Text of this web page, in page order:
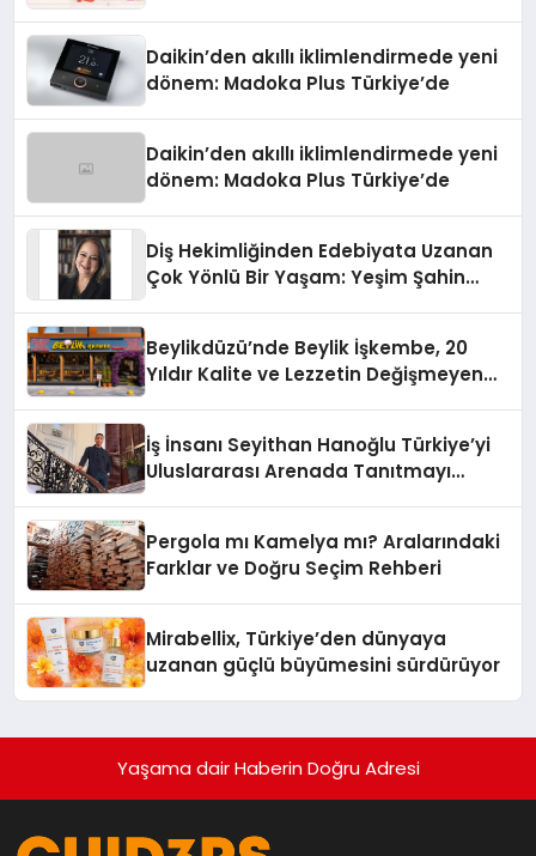
Daikin’den akıllı iklimlendirmede yeni
dönem: Madoka Plus Türkiye’de
Daikin’den akıllı iklimlendirmede yeni
dönem: Madoka Plus Türkiye’de
Diş Hekimliğinden Edebiyata Uzanan
Çok Yönlü Bir Yaşam: Yeşim Şahin
Beylikdüzü’nde Beylik İşkembe, 20
Yıldır Kalite ve Lezzetin Değişmeyen
İş İnsanı Seyithan Hanoğlu Türkiye’yi
Uluslararası Arenada Tanıtmayı
Pergola mı Kamelya mı? Aralarındaki
Farklar ve Doğru Seçim Rehberi
Mirabellix, Türkiye’den dünyaya
uzanan güçlü büyümesini sürdürüyor
Yaşama dair Haberin Doğru Adresi